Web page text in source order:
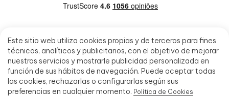
Este sitio web utiliza cookies propias y de terceros para fines
técnicos, analíticos y publicitarios, con el objetivo de mejorar
nuestros servicios y mostrarle publicidad personalizada en
función de sus hábitos de navegación. Puede aceptar todas
las cookies, rechazarlas o configurarlas según sus
preferencias en cualquier momento. Política de Cookies